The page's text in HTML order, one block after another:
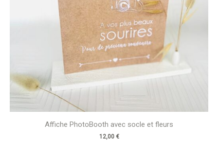
Affiche PhotoBooth avec socle et fleurs
12,00 €